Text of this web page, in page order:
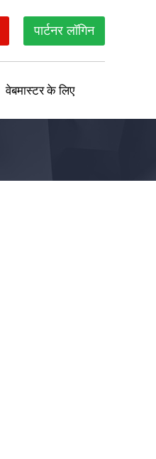
पार्टनर लॉगिन
वेबमास्टर के लिए